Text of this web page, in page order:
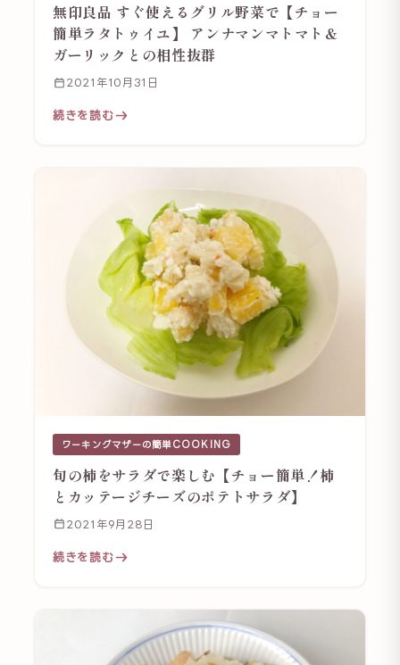
無印良品 すぐ使えるグリル野菜で【チョー
簡単ラタトゥイユ】 アンナマンマトマト＆
ガーリックとの相性抜群
2021年10月31日
続きを読む
ワーキングマザーの簡単COOKING
旬の柿をサラダで楽しむ【チョー簡単！柿
とカッテージチーズのポテトサラダ】
2021年9月28日
続きを読む